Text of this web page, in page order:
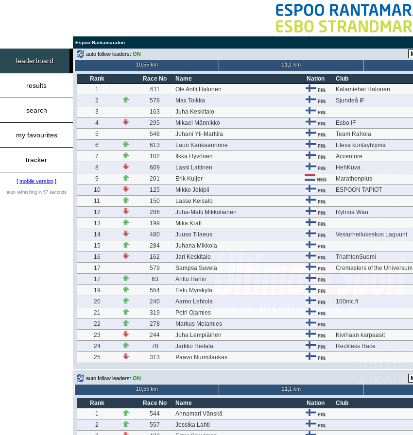
Espoo Rantamaraton
leaderboard
results
search
my favourites
tracker
[ mobile version ]
auto refreshing in 57 seconds
auto follow leaders: ON
10,55 km
21,1 km
Rank Race No Name Nation Club
1
611 Ole Antti Halonen FIN Kalamiehet Halonen
2
578 Max Toikka FIN Sjundeå IF
3
163 Juha Keskitalo FIN
4
295 Mikael Männikkö FIN Esbo IF
5
546 Juhani Yli-Marttila FIN Team Rahola
6
613 Lauri Kankaanrinne FIN Eteva kuntayhtymä
7
102 Ilkka Hyvönen FIN Accenture
8
609 Lassi Laitinen FIN HehKuva
9
201 Erik Kuijer NED Marathonplus
10
125 Mikko Jokipii FIN ESPOON TAPIOT
11
150 Lasse Keisalo FIN
12
286 Juha-Matti Mikkolainen FIN Ryhmä Wau
13
199 Mika Kraft FIN
14
480 Juuso Tilaeus FIN Vesiurheilukeskus Laguuni
15
284 Juhana Mikkola FIN
16
162 Jari Keskitalo FIN TriathlonSuomi
17
579 Sampsa Suvela FIN Cremasters of the Universum
17
63 Anttu Harlin FIN
19
554 Eetu Myrskylä FIN
20
240 Aarno Lehtola FIN 100mc.fi
21
319 Petri Ojamies FIN
22
278 Markus Melamies FIN
23
244 Juha Lempiäinen FIN Kivihaan karpaasit
24
78 Jarkko Hietala FIN Reckless Race
25
313 Paavo Nurmilaukas FIN
auto follow leaders: ON
10,55 km
21,1 km
Rank Race No Name Nation Club
1
544 Annamari Vänskä FIN
2
557 Jessika Lahti FIN